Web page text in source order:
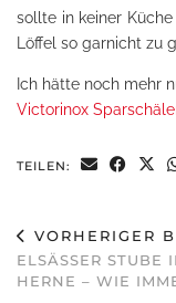
sollte in keiner
Löffel so garnicht zu
Ich hätte noch mehr
Victorinox
TEILEN:
VORHERIGER
ELSÄSSER STUBE
HERNE – WIE